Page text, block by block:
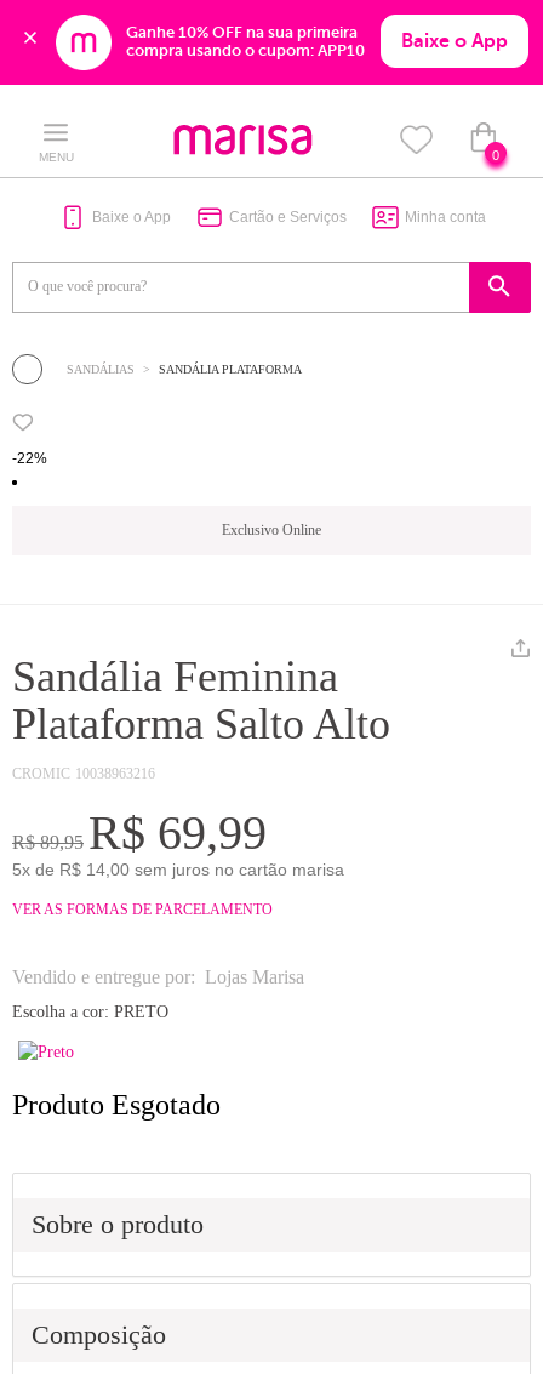
Ganhe 10% OFF na sua primeira
compra usando o cupom: APP10
Baixe o App
content
navigation
MENU 0
Baixe o App Cartão e Serviços Minha conta
SANDÁLIAS SANDÁLIA PLATAFORMA
-22%
Exclusivo Online
Sandália Feminina
Plataforma Salto Alto
CROMIC 10038963216
R$ 89,95 R$ 69,99
5x de R$ 14,00 sem juros no cartão marisa
VER AS FORMAS DE PARCELAMENTO
Vendido e entregue por: Lojas Marisa
Escolha a cor: PRETO
Produto Esgotado
Sobre o produto
Composição